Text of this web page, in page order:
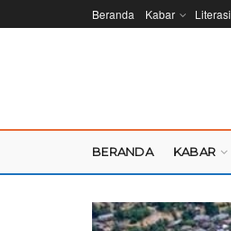
Beranda Kabar Literasi
BERANDA KABAR